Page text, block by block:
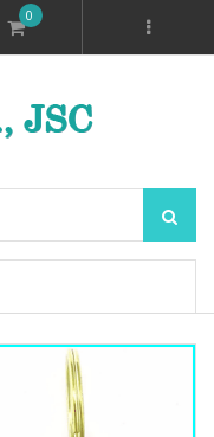
0